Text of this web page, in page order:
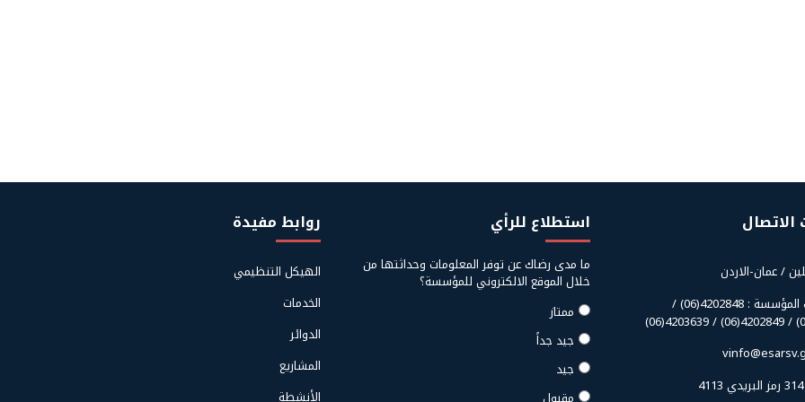
/ عمان-الاردن
هاتف المؤسسة : 4202848(06) /
استطلاع للرأي
ما مدى رضاك عن توفر المعلومات وحداثتها من
خلال الموقع الالكتروني للمؤسسة؟
ممتاز
جيد جداً
جيد
روابط مفيدة
Footer
Links
Menu
الهيكل التنظيمي
الخدمات
الدوائر
المشاريع
الأنشطة